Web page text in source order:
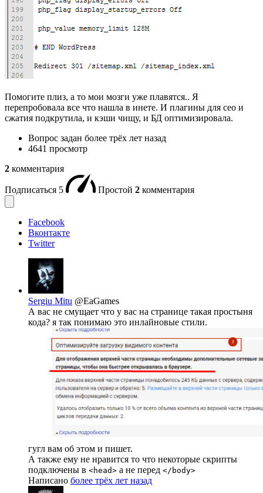
Помогите плиз, а то мои мозги уже плавятся.. Я
перепробовала все что нашла в инете. И плагины для сео и
сжатия подкрутила, и кэши чищу, и БД оптимизировала.
Вопрос задан более трёх лет назад
4641 просмотр
2 комментария
Подписаться 5 Простой 2 комментария
Facebook
Вконтакте
Twitter
Sergiu Mitu @EaGames
А вас не смущает что у вас на странице такая простыня
кода? я так понимаю это инлайновые стили.
гугл вам об этом и пишет.
А также ему не нравится то что некоторые скрипты
подключены в <head> а не перед </body>
Написано более трёх лет назад